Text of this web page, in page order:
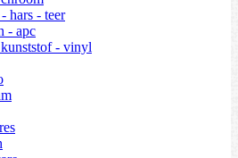
hars - teer
- apc
- vinyl